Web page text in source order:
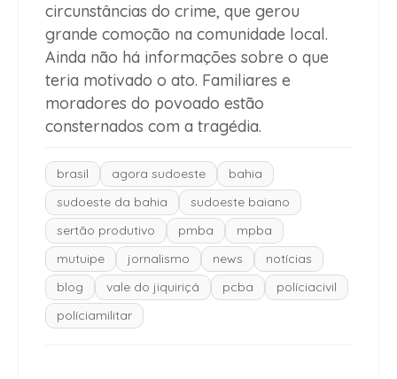
circunstâncias do crime, que gerou
grande comoção na comunidade local.
Ainda não há informações sobre o que
teria motivado o ato. Familiares e
moradores do povoado estão
consternados com a tragédia.
brasil agora sudoeste
bahia
sudoeste da bahia
sudoeste baiano
sertão produtivo
pmba
mpba
mutuipe
jornalismo news
notícias
blog
vale do jiquiriçá pcba
políciacivil
políciamilitar